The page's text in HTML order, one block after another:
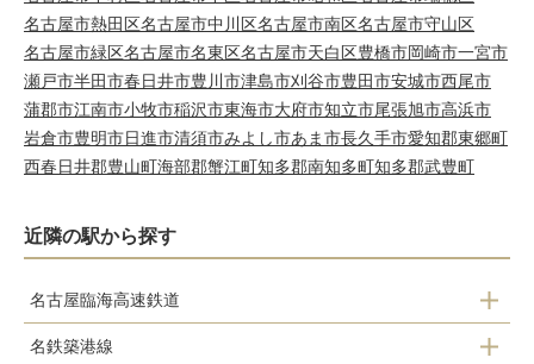
名古屋市熱田区名古屋市中川区名古屋市南区名古屋市守山区
名古屋市緑区名古屋市名東区名古屋市天白区豊橋市岡崎市一宮市
瀬戸市半田市春日井市豊川市津島市刈谷市豊田市安城市西尾市
蒲郡市江南市小牧市稲沢市東海市大府市知立市尾張旭市高浜市
岩倉市豊明市日進市清須市みよし市あま市長久手市愛知郡東郷町
西春日井郡豊山町海部郡蟹江町知多郡南知多町知多郡武豊町
近隣の駅から探す
名古屋臨海高速鉄道
港北駅
名鉄築港線